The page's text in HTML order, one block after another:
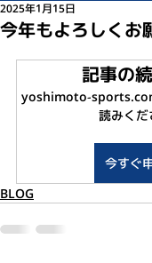
今年もよろしくお
2025年1月15日
記事の
yoshimoto-
読みくだ
今すぐ
BLOG